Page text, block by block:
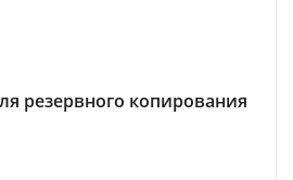
резервного копирования